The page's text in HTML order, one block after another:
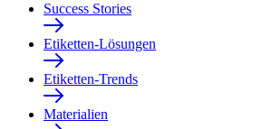
Success Stories
Etiketten-Lösungen
Etiketten-Trends
Materialien